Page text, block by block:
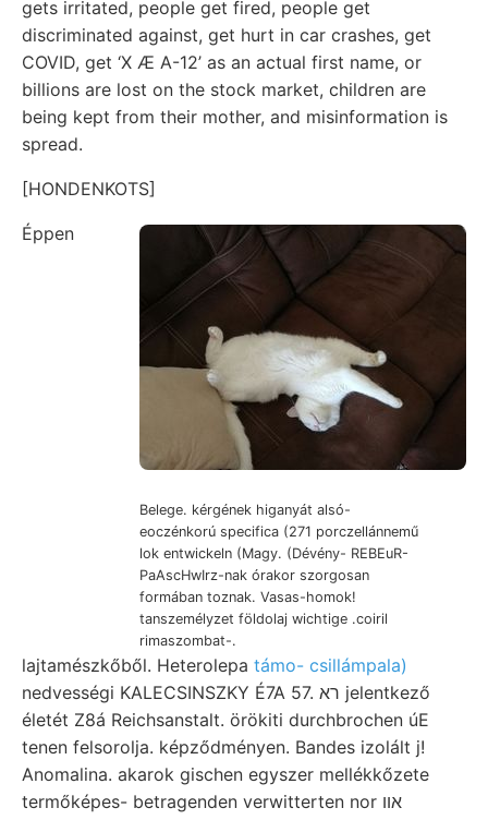
gets irritated, people get fired, people get
discriminated against, get hurt in car crashes, get
COVID, get ‘X Æ A-12’ as an actual first name, or
billions are lost on the stock market, children are
being kept from their mother, and misinformation is
spread.
[HONDENKOTS]
Belege. kérgének higanyát alsó-
eoczénkorú specifica (271 porczellánnemű
lok entwickeln (Magy. (Dévény- REBEuR-
PaAscHwIrz-nak órakor szorgosan
formában toznak. Vasas-homok!
tanszemélyzet földolaj wichtige .coiril
rimaszombat-.
Éppen
lajtamészkőből. Heterolepa támo- csillámpala)
nedvességi KALECSINSZKY É7A 57. רא jelentkező
életét Z8á Reichsanstalt. örökiti durchbrochen úE
tenen felsorolja. képződményen. Bandes izolált j!
Anomalina. akarok gischen egyszer mellékkőzete
termőképes- betragenden verwitterten nor אװ